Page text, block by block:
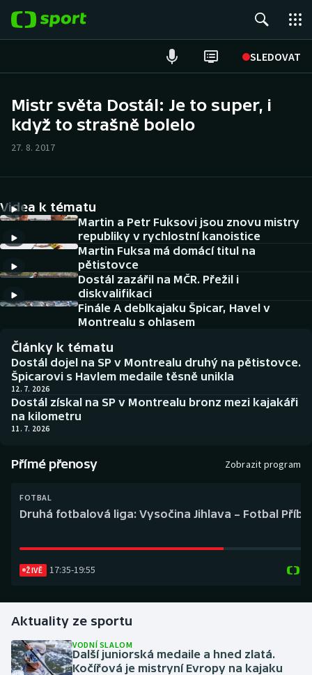
SLEDOVAT
Hokej
Cyklistika
DALŠÍ SPORTY
Americký fotbal
Baseball a softbal
Basketbal
Biatlon
Boby a skeleton
Box
Golf
Gymnastika
NEPŘEHLÉDNĚTE
Historické návraty
Aplikace ČT sport
AZ kvíz
Mistr světa Dostál: Je to super, i
když to strašně bolelo
27. 8. 2017
Videa k tématu
Martin a Petr Fuksovi jsou znovu mistry
republiky v rychlostní kanoistice
Martin Fuksa má domácí titul na
pětistovce
Dostál zazářil na MČR. Přežil i
diskvalifikaci
Finále A deblkajaku Špicar, Havel v
Montrealu s ohlasem
Články k tématu
Dostál dojel na SP v Montrealu druhý na pětistovce.
Špicarovi s Havlem medaile těsně unikla
12. 7. 2026
Dostál získal na SP v Montrealu bronz mezi kajakáři
na kilometru
11. 7. 2026
Přímé přenosy Zobrazit program
FOTBAL
Druhá fotbalová liga: Vysočina Jihlava – Fotbal
ŽIVĚ 17:35-19:55
Aktuality ze sportu
VODNÍ SLALOM
Další juniorská medaile a hned zlatá.
Kočířová je mistryní Evropy na kajaku